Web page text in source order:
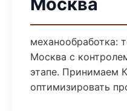
механообработка:
Москва с
этапе. Принимаем
оптимизировать